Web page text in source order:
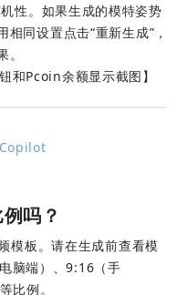
性。如果生成的模特姿势
同设置点击“重新生成”，
和Pcoin余额显示截图】
吗？
模板。请在生成前查看模
脑端）、9:16（手
比例。